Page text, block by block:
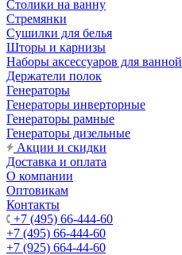
Столики на ванну
Стремянки
Сушилки для белья
Шторы и карнизы
Наборы аксессуаров для ванной
Держатели полок
Генераторы
Генераторы инверторные
Генераторы рамные
Генераторы дизельные
Акции и скидки
Доставка и оплата
О компании
Оптовикам
Контакты
+7 (495) 66-444-60
+7 (495) 66-444-60
+7 (925) 664-44-60